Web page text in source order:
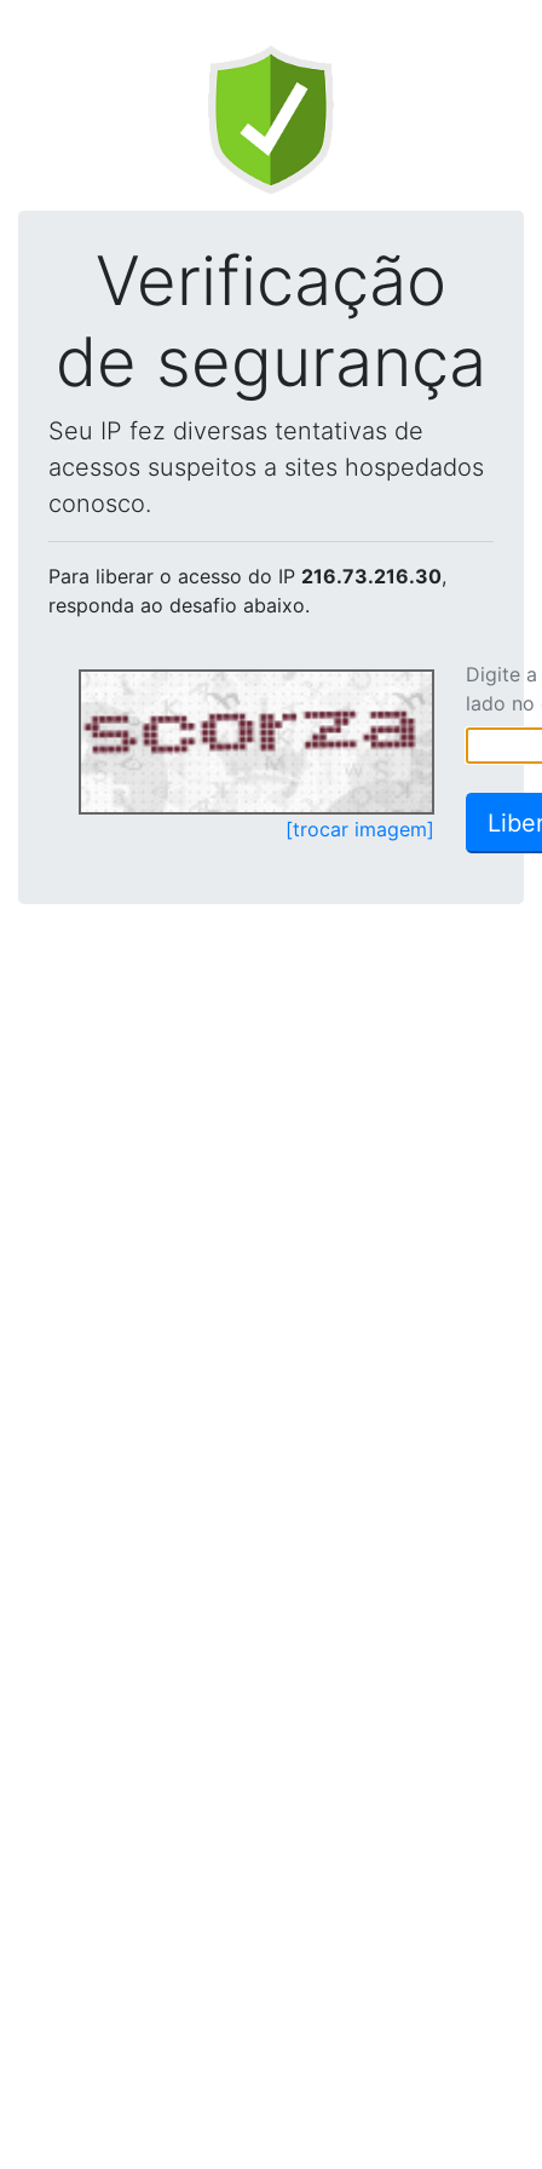
Verificação
de segurança
Seu IP fez diversas tentativas de
acessos suspeitos a sites hospedados
conosco.
Para liberar o acesso do IP 216.73.216.30,
responda ao desafio abaixo.
[trocar imagem]
Digite
lado no